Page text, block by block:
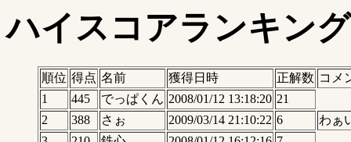
ハイスコアランキング
順位 得点 名前 獲得日時 正解数 コメ
1
445 でっぱくん 2008/01/12 13:18:20 21
2
388 さぉ 2009/03/14 21:10:22 6
わぁ